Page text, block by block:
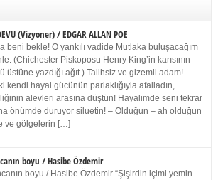
(Vizyoner) / EDGAR ALLAN POE
beni bekle! O yankılı vadide Mutlaka buluşacağım
(Chichester Piskoposu Henry King’in karısının
üstüne yazdığı ağıt.) Talihsiz ve gizemli adam! –
kendi hayal gücünün parlaklığıyla afalladın,
alevleri arasına düştün! Hayalimde seni tekrar
önümde duruyor siluetin! – Olduğun – ah olduğun
ve gölgelerin […]
boyu / Hasibe Özdemir
boyu / Hasibe Özdemir “Şişirdin içimi yemin